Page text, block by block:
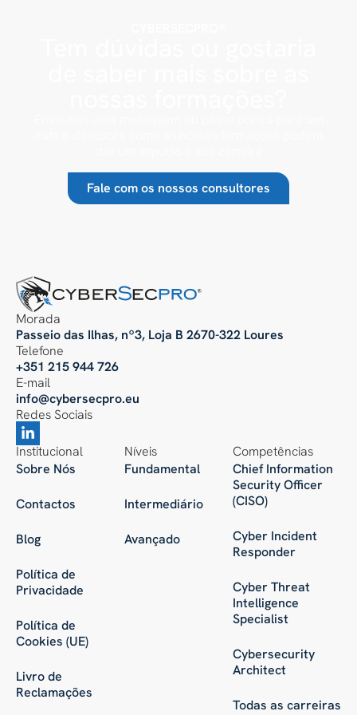
Fale com os nossos consultores
Morada
Passeio das Ilhas, nº3, Loja B 2670-322 Loures
Telefone
+351 215 944 726
E-mail
info@cybersecpro.eu
Redes Sociais
Institucional
Sobre Nós
Contactos
Blog
Política de
Privacidade
Política de
Cookies (UE)
Livro de
Reclamações
Níveis
Fundamental
Intermediário
Avançado
Competências
Chief Information
Security Officer
(CISO)
Cyber Incident
Responder
Cyber Threat
Intelligence
Specialist
Cybersecurity
Architect
Todas as carreiras